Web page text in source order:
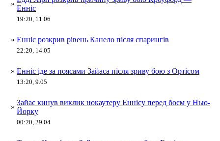
»
Енніс
19:20, 11.06
» Енніс розкрив рівень Канело після спарингів
22:20, 14.05
» Енніс іде за поясами Зайаса після зриву бою з Ортісом
13:20, 9.05
»
Зайас кинув виклик нокаутеру Еннісу перед боєм у Нью-
Йорку
00:20, 29.04